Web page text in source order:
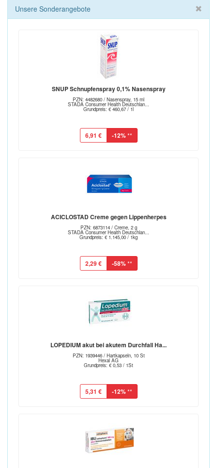
Unsere Sonderangebote
SNUP Schnupfenspray 0,1% Nasenspray
PZN: 4482680 / Nasenspray, 15 ml
STADA Consumer Health Deutschlan...
Grundpreis: € 460,67 / 1l
6,91 € -12%**
ACICLOSTAD Creme gegen Lippenherpes
PZN: 6873114 / Creme, 2 g
STADA Consumer Health Deutschlan...
Grundpreis: € 1.145,00 / 1kg
2,29 € -58%**
LOPEDIUM akut bei akutem Durchfall Ha...
PZN: 1939446 / Hartkapseln, 10 St
Hexal AG
Grundpreis: € 0,53 / 1St
5,31 € -12%**